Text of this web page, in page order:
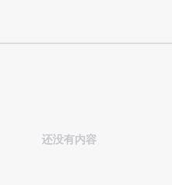
还没有内容